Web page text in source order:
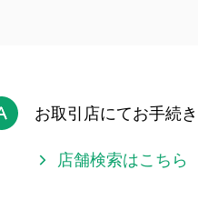
お取引店にてお手続
店舗検索はこちら